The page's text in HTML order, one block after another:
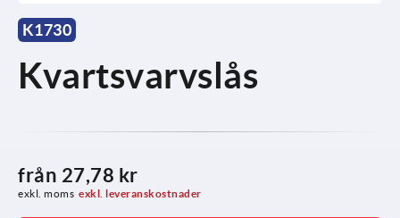
K1730
Kvartsvarvslås
från 27,78 kr
exkl. moms exkl. leveranskostnader